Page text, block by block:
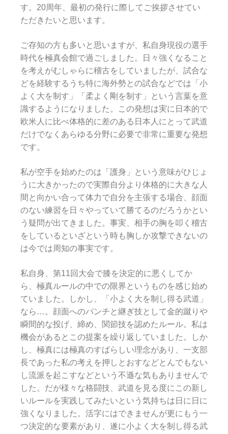
す。20周年、最初の発行に際してご挨拶させてい
ただきたいと思います。
ご存知の方も多いと思いますが、私自身現役の選手
時代を極真会館で過ごしました。日々強くなること
を考えがむしゃらに稽古をしていましたが、試合な
どを経験するうち特に海外勢との試合などでは「小
よく大を制す」「柔よく剛を制す」という言葉を意
識するようになりました。この発想は実に日本的で
欧米人に比べ体格的に差のある日本人にとって武道
だけでなくあらゆる分野に必要で非常に重要な発想
です。
私が空手を始めたのは「護身」という意味がひじょ
うに大きかったので実際自分より体格的に大きな人
間と向かい合って体力で自分を主張する場合、顔面
のない練習を日々やっていて勝てるのだろうかとい
う疑問が出てきました。事実、相手の胸を叩く稽古
をしているといざという時も胸しか攻撃できないの
は今では周知の事実です。
私自身、第11回大会で膝を決定的に悪くしてか
ら、極真ルールの中での限界というものを感じ始め
ていました。しかし、「小よく大を制し得る武道」
なら…。顔面へのパンチと継ぎ技として金的蹴りや
瞬間的な投げ、締め、関節技を認めたルール。私は
機会があるとこの提案を繰り返していました。しか
し、極真には極真のすばらしい理念があり、一支部
長であった私の考えを押しとおすなどとんでもない
し流派を起こすなどという不遜な気もありませんで
した。だが様々な格闘技、武道を見る度にこの新し
いルールを実践してみたいという気持ちは日に日に
強くなりました。活字にはできませんが更にもう一
つ決定的な要素があり、遂に小よく大を制し得る武